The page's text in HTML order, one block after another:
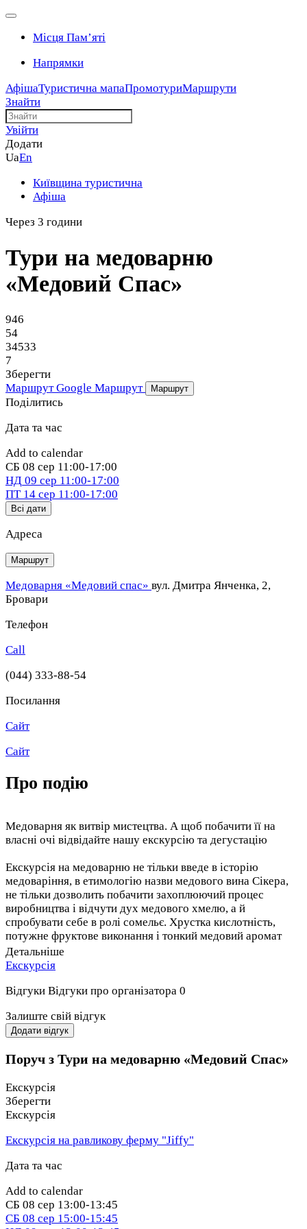
Місця Памʼяті
Напрямки
АфішаТуристична мапаПромотуриМаршрути
Знайти
Увійти
Додати
UaEn
Київщина туристична
Афіша
Через 3 години
Тури на медоварню
«Медовий Спас»
946
54
34533
7
Зберегти
Маршрут Google Маршрут Маршрут
Поділитись
Дата та час
Add to calendar
СБ 08 сер 11:00-17:00
НД 09 сер 11:00-17:00
ПТ 14 сер 11:00-17:00
Всі дати
Адреса
Маршрут
Медоварня «Медовий спас» вул. Дмитра Янченка, 2,
Бровари
Телефон
Call
(044) 333-88-54
Посилання
Сайт
Сайт
Про подію
Медоварня як витвір мистецтва. А щоб побачити її на
власні очі відвідайте нашу екскурсію та дегустацію
Екскурсія на медоварню не тільки введе в історію
медоваріння, в етимологію назви медового вина Сікера,
не тільки дозволить побачити захоплюючий процес
виробництва і відчути дух медового хмелю, а й
спробувати себе в ролі сомельє. Хрустка кислотність,
потужне фруктове виконання і тонкий медовий аромат
обов'язково запам'ятаються!
650 ₴ - екскурсія, дегустація всієї лінійки напоїв +
850 ₴ - екскурсія, дегустація всієї лінійки напоїв +
тарілка крафтових сирів, фірмова страва (глечик з
мʼясом птиці і овочами) і відвідування Медуші (наш
підвал з витриманими видами Сікери) з дегустацією
Сікери якій більше 7 років.
Детальніше
Екскурсія
Відгуки Відгуки про організатора 0
Залиште свій відгук
Додати відгук
Поруч з Тури на медоварню «Медовий Спас»
Екскурсія
Зберегти
Екскурсія
Екскурсія на равликову ферму "Jiffy"
Дата та час
Add to calendar
СБ 08 сер 13:00-13:45
СБ 08 сер 15:00-15:45